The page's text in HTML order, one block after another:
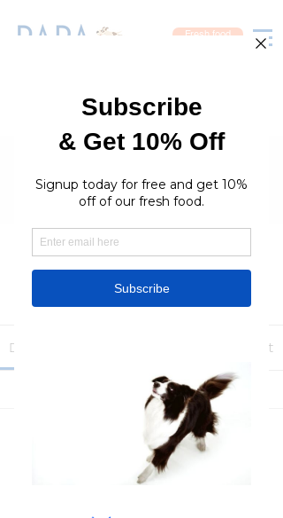
Fresh food
Groups
RaraPetcare Group
Public · 396 members
Join
Discussion About
Анфиса Крылова
December 10, 2023
Radomlje Maribor v živo